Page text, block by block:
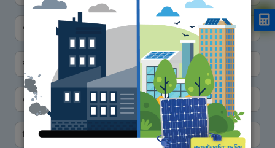
আপনার পদবি
আপনার ইমেইল
মোবাইল নম্বর
বিষয়